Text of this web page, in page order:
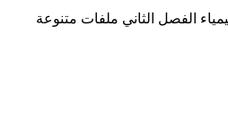
الفصل الثاني ملفات متنوعة